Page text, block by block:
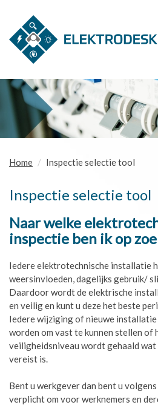
Home Inspectie selectie tool
Inspectie selectie tool
Naar welke
inspectie ben ik op
Iedere elektrotechnische installatie
weersinvloeden, dagelijks gebruik/
Daardoor wordt de elektrische
en veilig en kunt u deze het beste
Iedere wijziging of nieuwe
worden om vast te kunnen stellen of
veiligheidsniveau wordt gehaald
vereist is.
Bent u werkgever dan bent u
verplicht om voor werknemers en